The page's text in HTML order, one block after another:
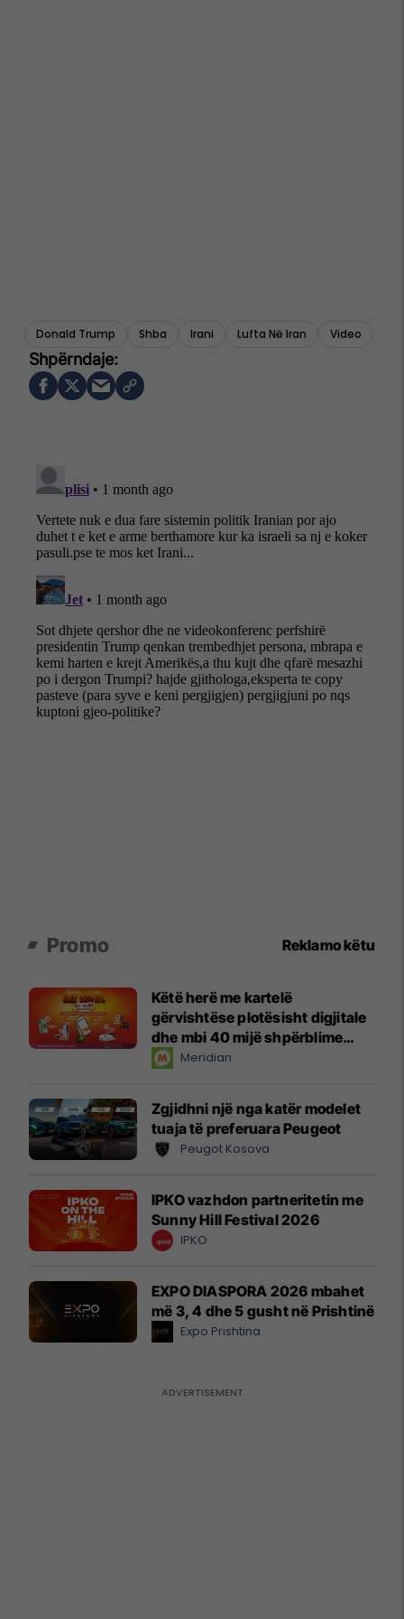
Donald Trump Shba Irani Lufta Në Iran Video
Promo Reklamo këtu
Këtë herë me kartelë
gërvishtëse plotësisht digjitale
dhe mbi 40 mijë shpërblime
instant!Meridian
Zgjidhni një nga katër modelet
tuaja të preferuara Peugeot
Peugot Kosova
IPKO vazhdon partneritetin me
Sunny Hill Festival 2026
IPKO
EXPO DIASPORA 2026 mbahet
më 3, 4 dhe 5 gusht në Prishtinë
Expo Prishtina